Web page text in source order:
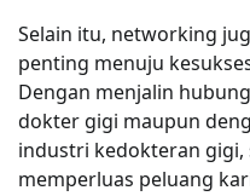
Selain itu, networking
penting menuju
Dengan menjalin
dokter gigi maupun
industri kedokteran
memperluas peluang